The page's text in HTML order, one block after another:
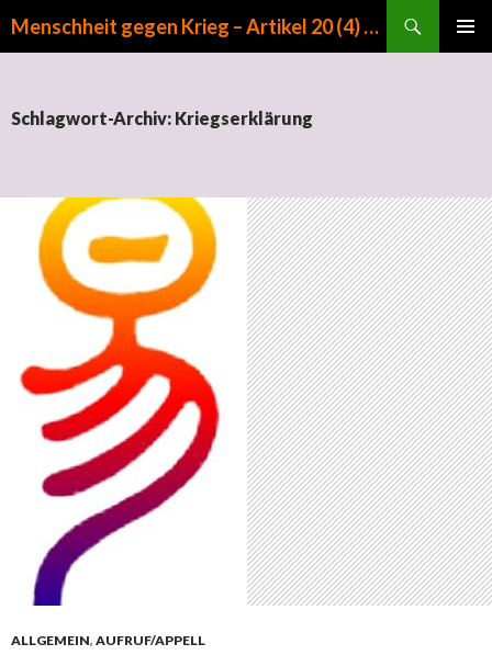
Menschheit gegen Krieg – Artikel 20 (4) GG
Schlagwort-Archiv: Kriegserklärung
ALLGEMEIN, AUFRUF/APPELL